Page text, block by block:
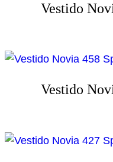
Vestido
Vestido